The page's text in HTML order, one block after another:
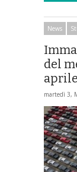
News
del
aprile
martedì 3,